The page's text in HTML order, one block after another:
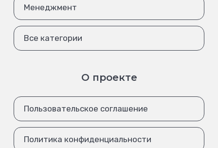
Менеджмент
Все категории
О проекте
Пользовательское соглашение
Политика конфиденциальности